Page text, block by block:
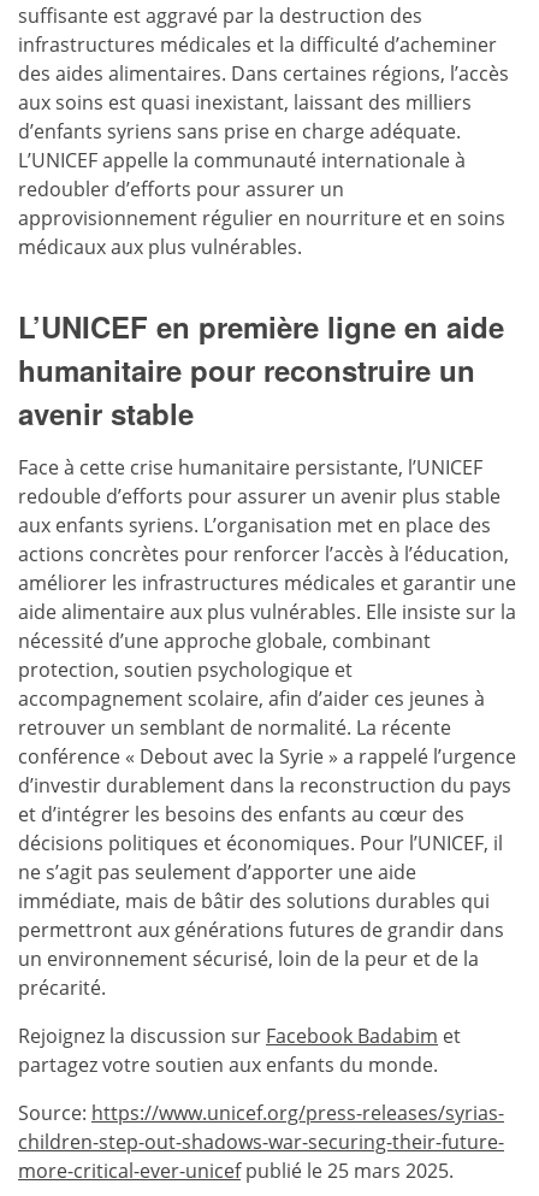
suffisante est aggravé par la destruction des
infrastructures médicales et la difficulté d’acheminer
des aides alimentaires. Dans certaines régions, l’accès
aux soins est quasi inexistant, laissant des milliers
d’enfants syriens sans prise en charge adéquate.
L’UNICEF appelle la communauté internationale à
redoubler d’efforts pour assurer un
approvisionnement régulier en nourriture et en soins
médicaux aux plus vulnérables.
L’UNICEF en première ligne en aide
humanitaire pour reconstruire un
avenir stable
Face à cette crise humanitaire persistante, l’UNICEF
redouble d’efforts pour assurer un avenir plus stable
aux enfants syriens. L’organisation met en place des
actions concrètes pour renforcer l’accès à l’éducation,
améliorer les infrastructures médicales et garantir une
aide alimentaire aux plus vulnérables. Elle insiste sur la
nécessité d’une approche globale, combinant
protection, soutien psychologique et
accompagnement scolaire, afin d’aider ces jeunes à
retrouver un semblant de normalité. La récente
conférence « Debout avec la Syrie » a rappelé l’urgence
d’investir durablement dans la reconstruction du pays
et d’intégrer les besoins des enfants au cœur des
décisions politiques et économiques. Pour l’UNICEF, il
ne s’agit pas seulement d’apporter une aide
immédiate, mais de bâtir des solutions durables qui
permettront aux générations futures de grandir dans
un environnement sécurisé, loin de la peur et de la
précarité.
Rejoignez la discussion sur Facebook Badabim et
partagez votre soutien aux enfants du monde.
Source: https://www.unicef.org/press-releases/syrias-
children-step-out-shadows-war-securing-their-future-
more-critical-ever-unicefpublié le 25 mars 2025.